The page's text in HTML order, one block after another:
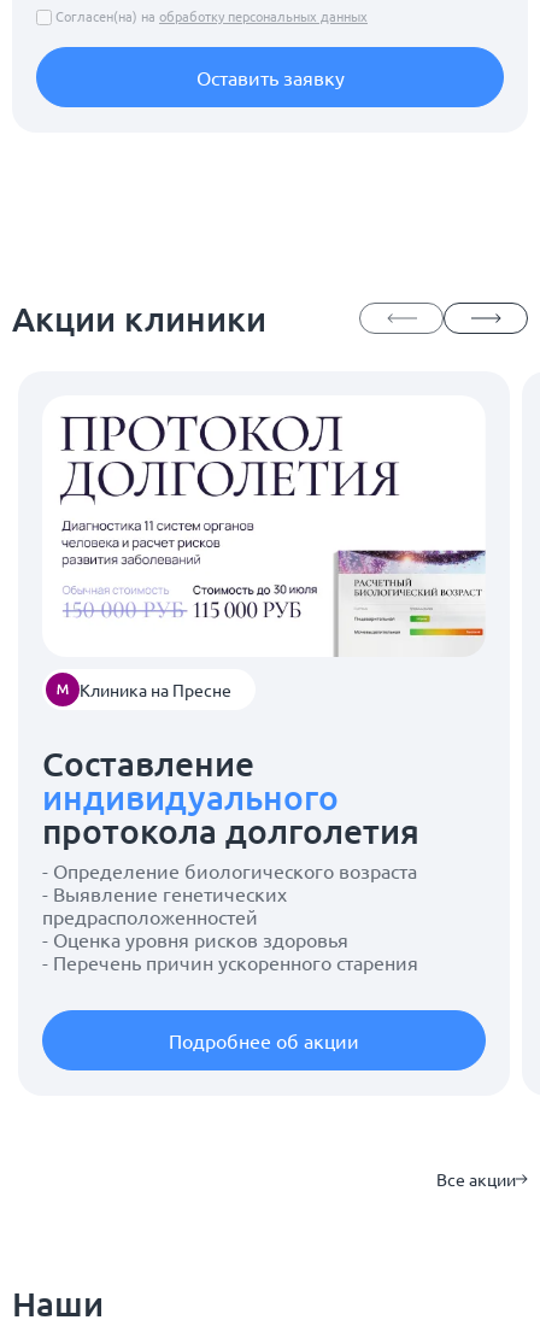
Согласен(на) на обработку персональных данных
Оставить заявку
Акции клиники
Клиника на Пресне
Составление
индивидуального
протокола долголетия
- Определение биологического возраста
- Выявление генетических
предрасположенностей
- Оценка уровня рисков здоровья
- Перечень причин ускоренного старения
Подробнее об акции
Все акции
Наши